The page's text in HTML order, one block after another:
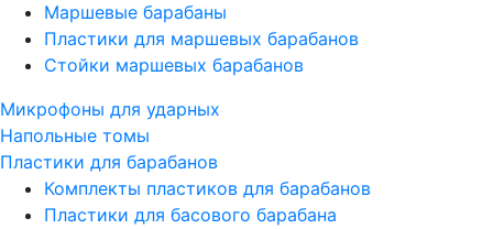
Маршевые барабаны
Пластики для маршевых барабанов
Стойки маршевых барабанов
Микрофоны для ударных
Напольные томы
Пластики для барабанов
Комплекты пластиков для барабанов
Пластики для басового барабана